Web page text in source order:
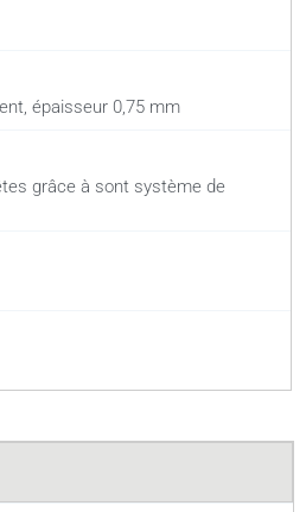
épaisseur 0,75 mm
grâce à sont système de